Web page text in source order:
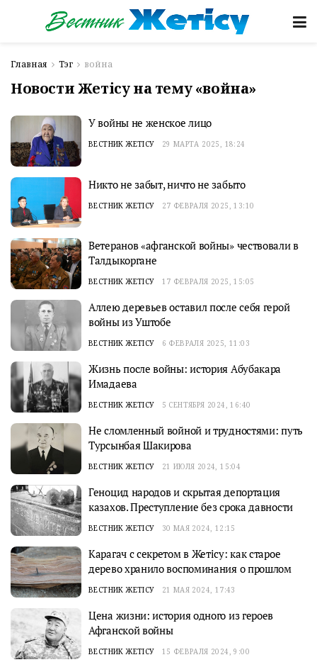
Главная Тэг война
Новости Жетісу на тему «война»
У войны не женское лицо
ВЕСТНИК ЖЕТІСУ 29 МАРТА 2025, 18:24
Никто не забыт, ничто не забыто
ВЕСТНИК ЖЕТІСУ 27 ФЕВРАЛЯ 2025, 13:10
Ветеранов «афганской войны» чествовали в
Талдыкоргане
ВЕСТНИК ЖЕТІСУ 17 ФЕВРАЛЯ 2025, 15:05
Аллею деревьев оставил после себя герой
войны из Уштобе
ВЕСТНИК ЖЕТІСУ 6 ФЕВРАЛЯ 2025, 11:03
Жизнь после войны: история Абубакара
Имадаева
ВЕСТНИК ЖЕТІСУ 5 СЕНТЯБРЯ 2024, 16:40
Не сломленный войной и трудностями: путь
Турсынбая Шакирова
ВЕСТНИК ЖЕТІСУ 21 ИЮЛЯ 2024, 15:04
Геноцид народов и скрытая депортация
казахов. Преступление без срока давности
ВЕСТНИК ЖЕТІСУ 30 МАЯ 2024, 12:15
Карагач с секретом в Жетiсу: как старое
дерево хранило воспоминания о прошлом
ВЕСТНИК ЖЕТІСУ 21 МАЯ 2024, 17:43
Цена жизни: история одного из героев
Афганской войны
ВЕСТНИК ЖЕТІСУ 15 ФЕВРАЛЯ 2024, 9:00